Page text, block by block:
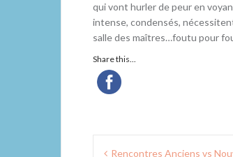
qui vont hurler de peur en
intense, condensés,
salle des maîtres…foutu pour
Share this...
Navigation
Rencontres Anciens vs